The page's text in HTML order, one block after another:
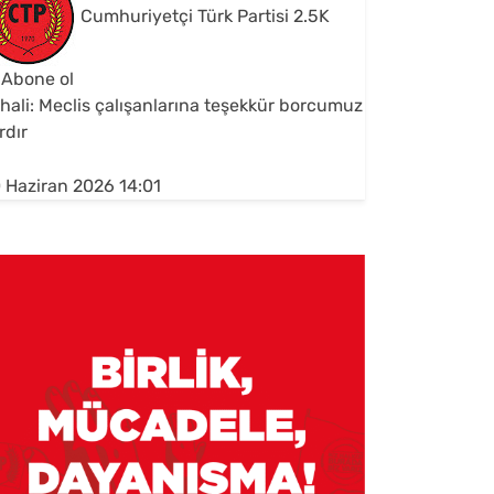
Cumhuriyetçi Türk Partisi 2.5K
Abone ol
Meclis çalışanlarına teşekkür borcumuz
Haziran 2026 14:01